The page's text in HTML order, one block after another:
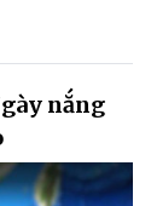
nắng